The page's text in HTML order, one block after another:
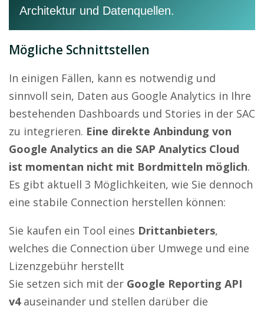
Architektur und Datenquellen.
Mögliche Schnittstellen
In einigen Fällen, kann es notwendig und
sinnvoll sein, Daten aus Google Analytics in Ihre
bestehenden Dashboards und Stories in der SAC
zu integrieren. Eine direkte Anbindung von
Google Analytics an die SAP Analytics Cloud
ist momentan nicht mit Bordmitteln möglich.
Es gibt aktuell 3 Möglichkeiten, wie Sie dennoch
eine stabile Connection herstellen können:
Sie kaufen ein Tool eines Drittanbieters,
welches die Connection über Umwege und eine
Lizenzgebühr herstellt
Sie setzen sich mit der Google Reporting API
v4auseinander und stellen darüber die